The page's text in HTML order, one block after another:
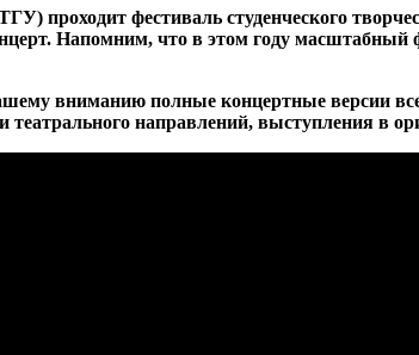
проходит фестиваль студенческого
Напомним, что в этом году масштабный
вниманию полные концертные версии
театрального направлений, выступления в